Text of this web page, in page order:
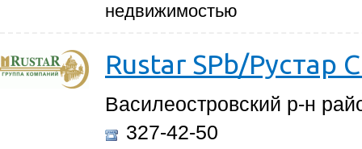
недвижимостью
Rustar SPb/Рустар
Василеостровский р-н
327-42-50